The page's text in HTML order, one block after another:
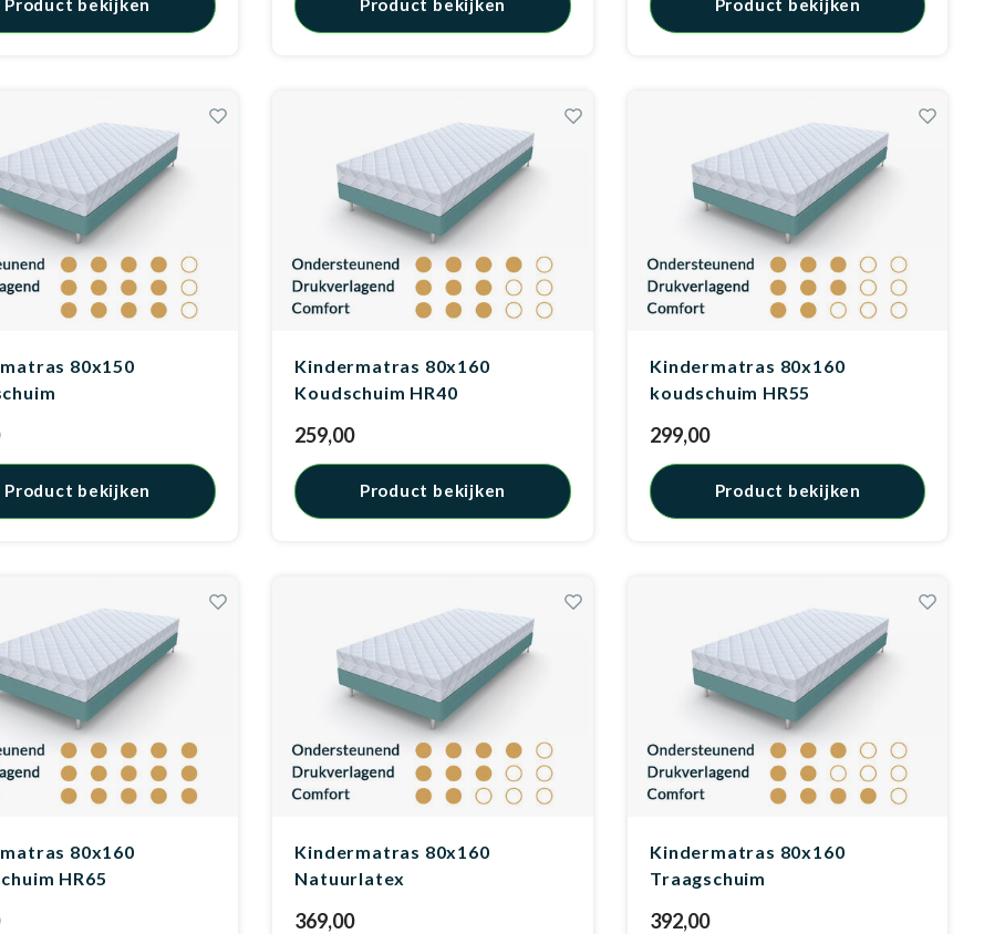
Product bekijken Product bekijken Product bekijken
80x150
Product bekijken
Kindermatras 80x160
Koudschuim HR40
259,00
Product bekijken
Kindermatras 80x160
koudschuim HR55
299,00
Product bekijken
80x160
HR65
Kindermatras 80x160
Natuurlatex
369,00
Kindermatras 80x160
Traagschuim
392,00